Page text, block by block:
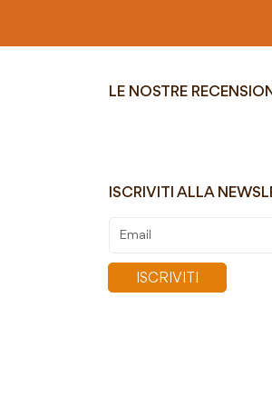
LE NOSTRE RECENSIONI
ISCRIVITI ALLA
alla
nostra
Newsletter:
ISCRIVITI